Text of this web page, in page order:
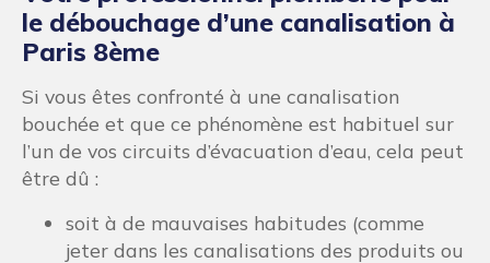
le débouchage d’une canalisation à
Paris 8ème
Si vous êtes confronté à une canalisation
bouchée et que ce phénomène est habituel sur
l’un de vos circuits d’évacuation d’eau, cela peut
être dû :
soit à de mauvaises habitudes (comme
jeter dans les canalisations des produits ou